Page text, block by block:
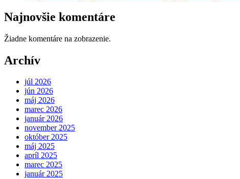
Najnovšie komentáre
Žiadne komentáre na zobrazenie.
Archív
júl 2026
jún 2026
máj 2026
marec 2026
január 2026
november 2025
október 2025
máj 2025
apríl 2025
marec 2025
január 2025